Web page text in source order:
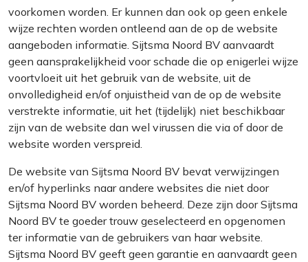
voorkomen worden. Er kunnen dan ook op geen enkele
wijze rechten worden ontleend aan de op de website
aangeboden informatie. Sijtsma Noord BV aanvaardt
geen aansprakelijkheid voor schade die op enigerlei wijze
voortvloeit uit het gebruik van de website, uit de
onvolledigheid en/of onjuistheid van de op de website
verstrekte informatie, uit het (tijdelijk) niet beschikbaar
zijn van de website dan wel virussen die via of door de
website worden verspreid.
De website van Sijtsma Noord BV bevat verwijzingen
en/of hyperlinks naar andere websites die niet door
Sijtsma Noord BV worden beheerd. Deze zijn door Sijtsma
Noord BV te goeder trouw geselecteerd en opgenomen
ter informatie van de gebruikers van haar website.
Sijtsma Noord BV geeft geen garantie en aanvaardt geen